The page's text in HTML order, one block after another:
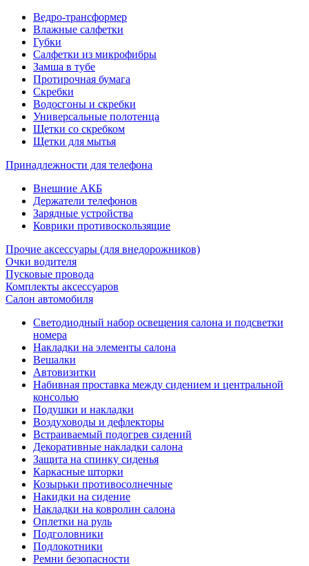
Ведро-трансформер
Влажные салфетки
Губки
Салфетки из микрофибры
Замша в тубе
Протирочная бумага
Скребки
Водосгоны и скребки
Универсальные полотенца
Щетки со скребком
Щетки для мытья
Принадлежности для телефона
Внешние АКБ
Держатели телефонов
Зарядные устройства
Коврики противоскользящие
Прочие аксессуары (для внедорожников)
Очки водителя
Пусковые провода
Комплекты аксессуаров
Салон автомобиля
Светодиодный набор освещения салона и подсветки
номера
Накладки на элементы салона
Вешалки
Автовизитки
Набивная проставка между сидением и центральной
консолью
Подушки и накладки
Воздуховоды и дефлекторы
Встраиваемый подогрев сидений
Декоративные накладки салона
Защита на спинку сиденья
Каркасные шторки
Козырьки противосолнечные
Накидки на сидение
Накладки на ковролин салона
Оплетки на руль
Подголовники
Подлокотники
Ремни безопасности